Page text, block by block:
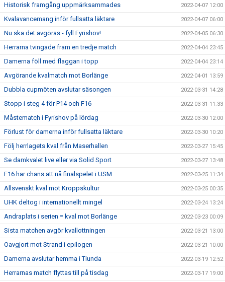
Historisk framgång uppmärksammades 2022-04-07 12:00
Kvalavancemang inför fullsatta läktare 2022-04-07 06:00
Nu ska det avgöras - fyll Fyrishov! 2022-04-05 06:30
Herrarna tvingade fram en tredje match 2022-04-04 23:45
Damerna föll med flaggan i topp 2022-04-04 23:14
Avgörande kvalmatch mot Borlänge 2022-04-01 13:59
Dubbla cupmöten avslutar säsongen 2022-03-31 14:28
Stopp i steg 4 för P14 och F16 2022-03-31 11:33
Måstematch i Fyrishov på lördag 2022-03-30 12:00
Förlust för damerna inför fullsatta läktare 2022-03-30 10:20
Följ herrlagets kval från Maserhallen 2022-03-27 15:45
Se damkvalet live eller via Solid Sport 2022-03-27 13:48
F16 har chans att nå finalspelet i USM 2022-03-25 11:34
Allsvenskt kval mot Kroppskultur 2022-03-25 00:35
UHK deltog i internationellt mingel 2022-03-24 13:24
Andraplats i serien = kval mot Borlänge 2022-03-23 00:09
Sista matchen avgör kvallottningen 2022-03-21 13:00
Oavgjort mot Strand i epilogen 2022-03-21 10:00
Damerna avslutar hemma i Tiunda 2022-03-19 12:52
Herrarnas match flyttas till på tisdag 2022-03-17 19:00